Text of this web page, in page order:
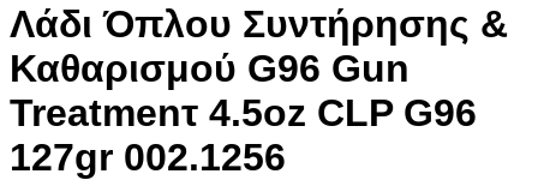
Λάδι Όπλου Συντήρησης &
Καθαρισμού G96 Gun
Treatmenτ 4.5oz CLP G96
127gr 002.1256